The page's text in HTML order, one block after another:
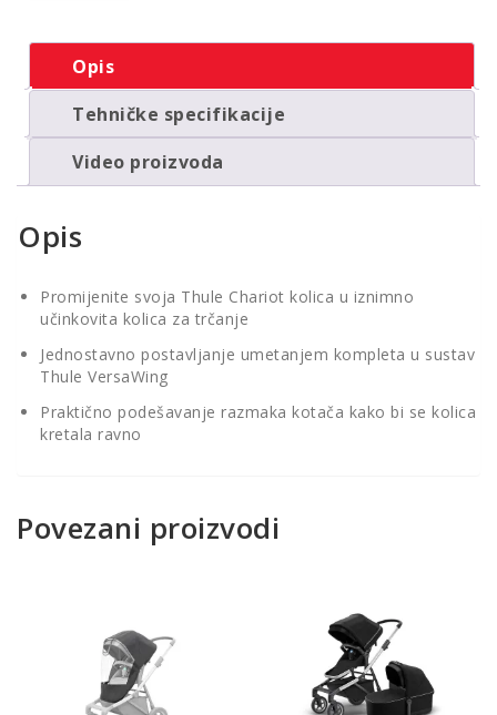
Opis
Tehničke specifikacije
Video proizvoda
Opis
Promijenite svoja Thule Chariot kolica u iznimno
učinkovita kolica za trčanje
Jednostavno postavljanje umetanjem kompleta u sustav
Thule VersaWing
Praktično podešavanje razmaka kotača kako bi se kolica
kretala ravno
Povezani proizvodi